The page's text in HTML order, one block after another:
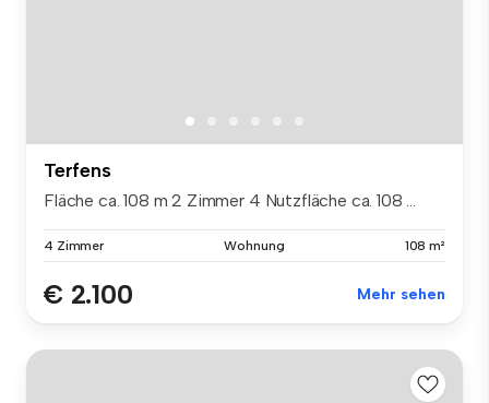
Terfens
Fläche ca. 108 m 2 Zimmer 4 Nutzfläche ca. 108 ...
4 Zimmer Wohnung 108 m²
€ 2.100 Mehr sehen